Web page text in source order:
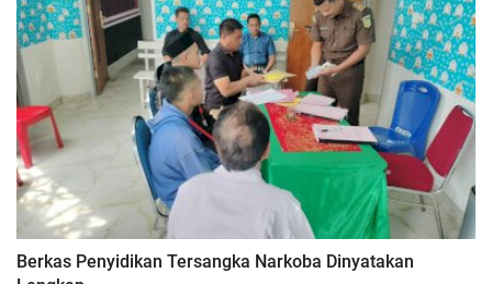
Berkas Penyidikan Tersangka Narkoba Dinyatakan